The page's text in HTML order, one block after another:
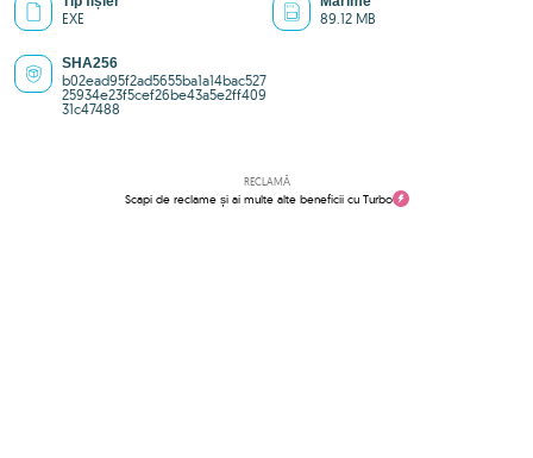
EXE 89.12 MB
SHA256
b02ead95f2ad5655ba1a14bac527
25934e23f5cef26be43a5e2ff409
31c47488
RECLAMĂ
Scapi de reclame și ai multe alte beneficii cu Turbo